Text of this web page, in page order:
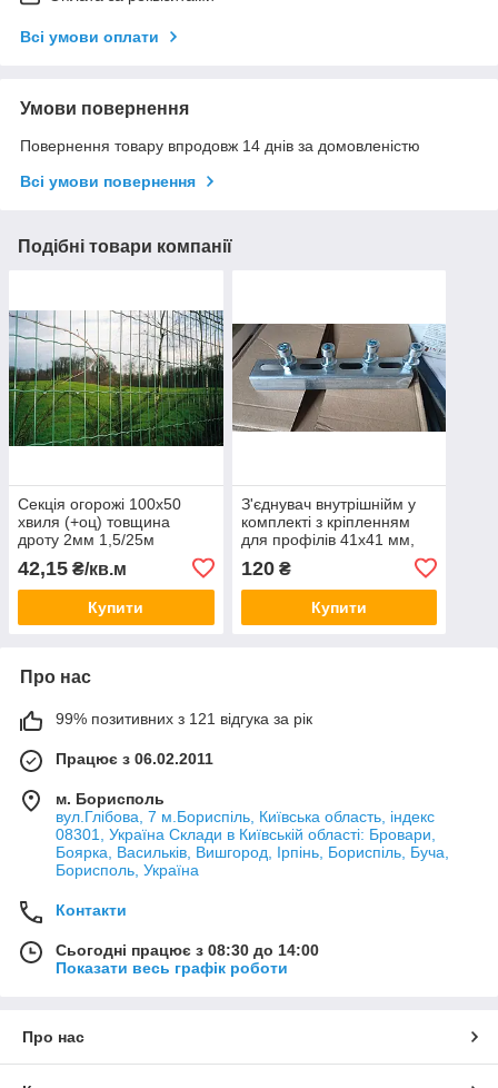
Всі умови оплати
Умови повернення
Повернення товару впродовж 14 днів за домовленістю
Всі умови повернення
Подібні товари компанії
Секція огорожі 100х50
хвиля (+оц) товщина
дроту 2мм 1,5/25м
42,15 ₴/кв.м
Купити
З'єднувач внутрішнійм у
комплекті з кріпленням
для профілів 41х41 мм,
товщина 1,5 мм, Zn 275, L
- 200мм
120₴
Купити
Про нас
99% позитивних з 121 відгука за рік
Працює з 06.02.2011
м. Борисполь
вул.Глібова, 7 м.Бориспіль, Київська область, індекс
08301, Україна Склади в Київській області: Бровари,
Боярка, Васильків, Вишгород, Ірпінь, Бориспіль, Буча,
Борисполь, Україна
Контакти
Сьогодні працює з 08:30 до 14:00
Показати весь графік роботи
Про нас